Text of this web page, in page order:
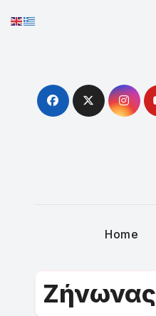
to
Home
Ζήνωνας